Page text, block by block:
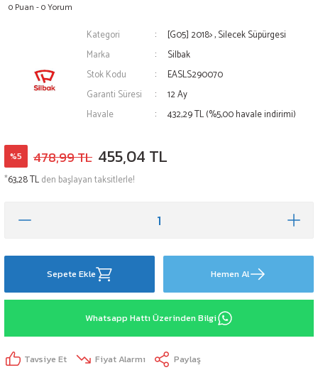
0 Puan - 0 Yorum
Kategori [G05] 2018>,Silecek Süpürgesi
Marka
Silbak
Stok Kodu
EASLS290070
Garanti Süresi
12 Ay
Havale
432,29 TL (%5,00 havale indirimi)
%5 478,99 TL 455,04 TL
*63,28 TLden başlayan taksitlerle!
Sepete Ekle Hemen Al
Whatsapp Hattı Üzerinden Bilgi
Tavsiye Et Fiyat Alarmı Paylaş